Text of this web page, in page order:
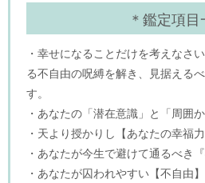
＊鑑定項目
・幸せになることだけを考えなさ
る不自由の呪縛を解き、見据える
す。
・あなたの「潜在意識」と「周囲
・天より授かりし【あなたの幸福力
・あなたが今生で避けて通るべき
・あなたが囚われやすい【不自由